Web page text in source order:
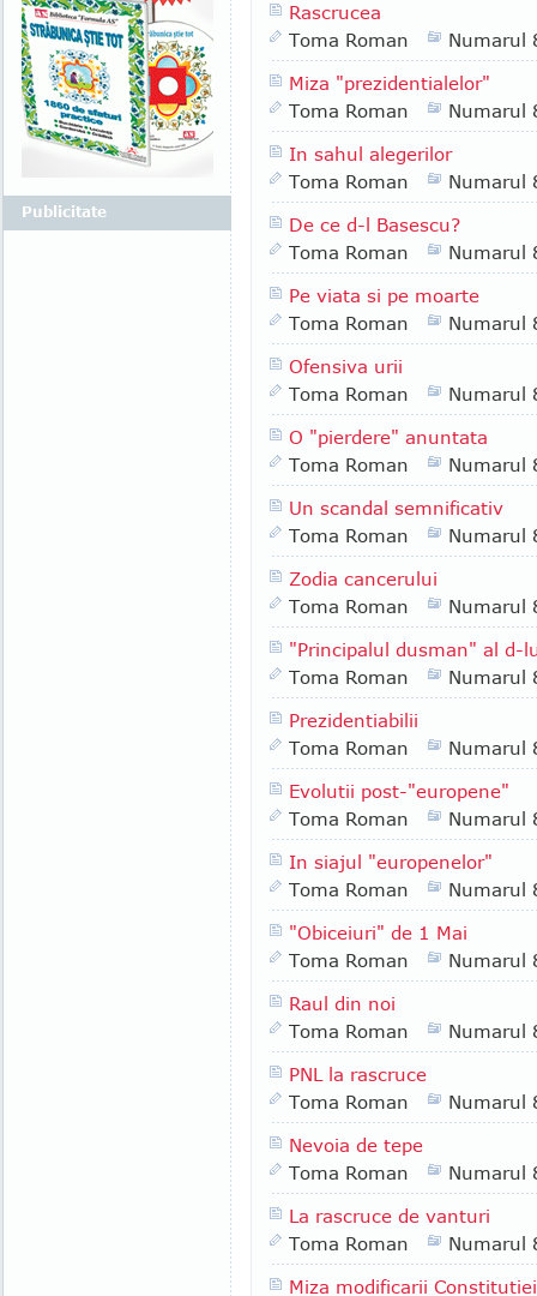
Rascrucea
Toma Roman
Numarul
Miza "prezidentialelor"
Toma Roman
Numarul
In sahul alegerilor
Toma Roman
Numarul
De ce d-l Basescu?
Toma Roman
Numarul
Pe viata si pe moarte
Toma Roman
Numarul
Ofensiva urii
Toma Roman
Numarul
O "pierdere" anuntata
Toma Roman
Numarul
Un scandal semnificativ
Toma Roman
Numarul
Zodia cancerului
Toma Roman
Numarul
"Principalul dusman" al d-
Toma Roman
Numarul
Prezidentiabilii
Toma Roman
Numarul
Evolutii post-"europene"
Toma Roman
Numarul
In siajul "europenelor"
Toma Roman
Numarul
"Obiceiuri" de 1 Mai
Toma Roman
Numarul
Raul din noi
Toma Roman
Numarul
PNL la rascruce
Toma Roman
Numarul
Nevoia de tepe
Toma Roman
Numarul
La rascruce de vanturi
Toma Roman
Numarul
Miza modificarii Constitutiei
Publicitate